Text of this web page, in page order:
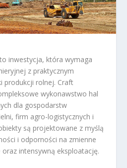
to inwestycja, która wymaga
z praktycznym
produkcji rolnej. Craft
wykonawstwo hal
dla gospodarstw
firm agro-logistycznych i
są projektowane z myślą
i odporności na zmienne
intensywną eksploatację.